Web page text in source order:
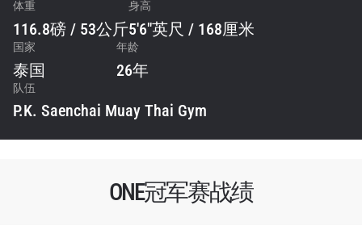
体重
116.8磅 / 53公斤
身高
5'6"英尺 / 168厘米
国家
泰国
年龄
26年
队伍
P.K. Saenchai Muay Thai Gym
ONE冠军赛战绩